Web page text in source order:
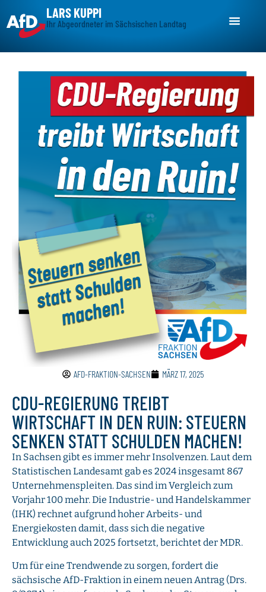
LARS KUPPI
Ihr Abgeordneter im Sächsischen Landtag
AFD-FRAKTION-SACHSEN MÄRZ 17, 2025
CDU-REGIERUNG TREIBT
WIRTSCHAFT IN DEN RUIN: STEUERN
SENKEN STATT SCHULDEN MACHEN!
In Sachsen gibt es immer mehr Insolvenzen. Laut dem
Statistischen Landesamt gab es 2024 insgesamt 867
Unternehmenspleiten. Das sind im Vergleich zum
Vorjahr 100 mehr. Die Industrie- und Handelskammer
(IHK) rechnet aufgrund hoher Arbeits- und
Energiekosten damit, dass sich die negative
Entwicklung auch 2025 fortsetzt, berichtet der MDR.
Um für eine Trendwende zu sorgen, fordert die
sächsische AfD-Fraktion in einem neuen Antrag (Drs.